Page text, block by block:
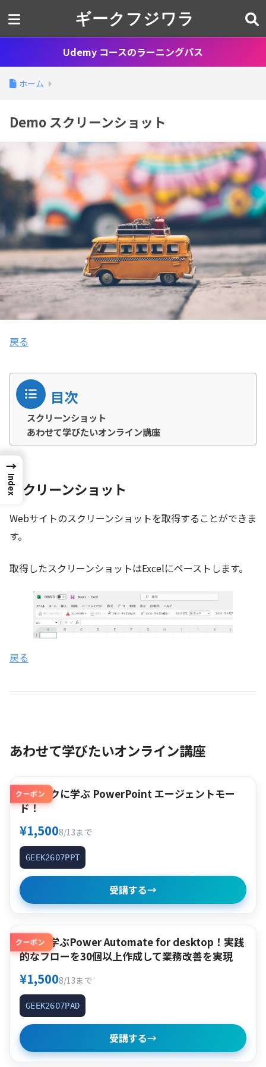
ギークフジワラ
Udemy コースのラーニングパス
ホーム
Demo スクリーンショット
戻る
目次
スクリーンショット
あわせて学びたいオンライン講座
スクリーンショット
Webサイトのスクリーンショットを取得することができま
す。
取得したスクリーンショットはExcelにペーストします。
戻る
あわせて学びたいオンライン講座
クーポン
クイックに学ぶ PowerPoint エージェントモー
ド！
¥1,5008/13まで
GEEK2607PPT
受講する→
クーポン
作って学ぶPower Automate for desktop！実践
的なフローを30個以上作成して業務改善を実現
¥1,5008/13まで
GEEK2607PAD
受講する→
→
Index